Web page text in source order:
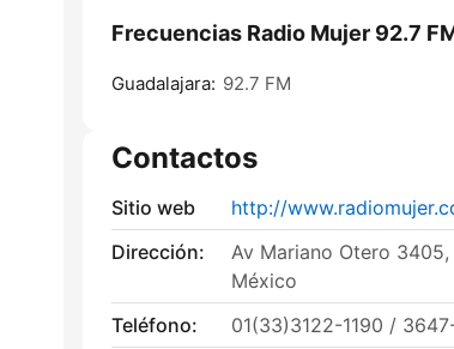
Frecuencias Radio Mujer 92.7
Guadalajara: 92.7 FM
Contactos
Sitio web
http://
Dirección:
Av Mariano Otero
México
Teléfono:
01(33)3122-1190 /